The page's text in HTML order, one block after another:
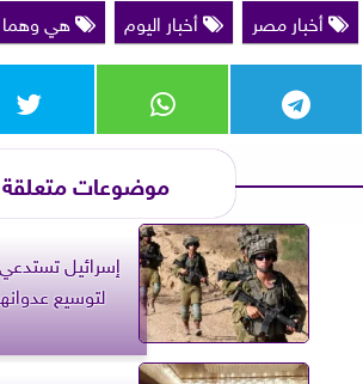
أخبار مصر
أخبار اليوم هي وهما
موضوعات متعلقة
إسرائيل
لتوسيع